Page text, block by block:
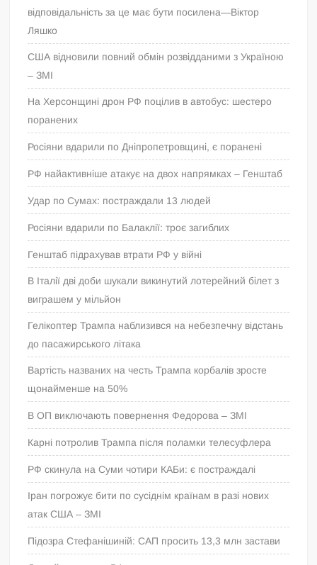
відповідальність за це має бути посилена—Віктор
Ляшко
США відновили повний обмін розвідданими з Україною
– ЗМІ
На Херсонщині дрон РФ поцілив в автобус: шестеро
поранених
Росіяни вдарили по Дніпропетровщині, є поранені
РФ найактивніше атакує на двох напрямках – Генштаб
Удар по Сумах: постраждали 13 людей
Росіяни вдарили по Балаклії: троє загиблих
Генштаб підрахував втрати РФ у війні
В Італії дві доби шукали викинутий лотерейний білет з
виграшем у мільйон
Гелікоптер Трампа наблизився на небезпечну відстань
до пасажирського літака
Вартість названих на честь Трампа корбалів зросте
щонайменше на 50%
В ОП виключають повернення Федорова – ЗМІ
Карні потролив Трампа після поламки телесуфлера
РФ скинула на Суми чотири КАБи: є постраждалі
Іран погрожує бити по сусіднім країнам в разі нових
атак США – ЗМІ
Підозра Стефанішиній: САП просить 13,3 млн застави